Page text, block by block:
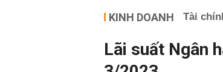
KINH DOANH Tài
Lãi suất Ngân